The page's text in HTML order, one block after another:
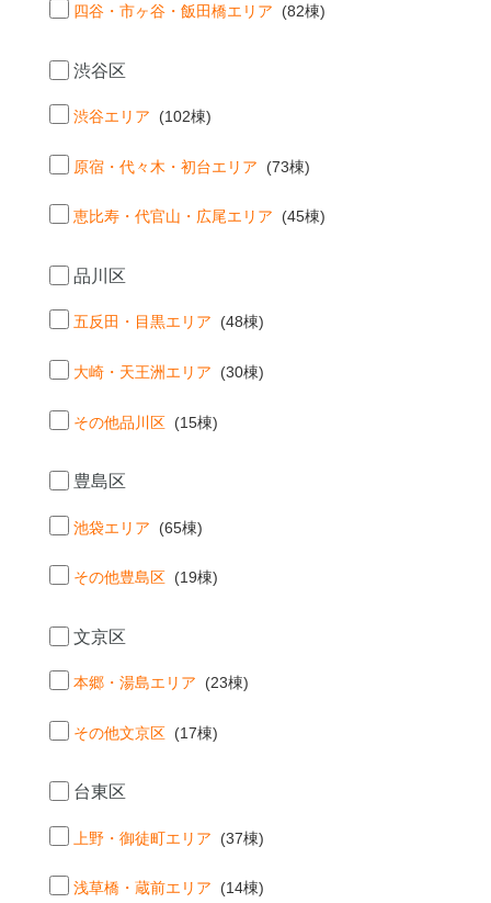
四谷・市ヶ谷・飯田橋エリア (82棟)
渋谷区
渋谷エリア (102棟)
原宿・代々木・初台エリア (73棟)
恵比寿・代官山・広尾エリア (45棟)
品川区
五反田・目黒エリア (48棟)
大崎・天王洲エリア (30棟)
その他品川区 (15棟)
豊島区
池袋エリア (65棟)
その他豊島区 (19棟)
文京区
本郷・湯島エリア (23棟)
その他文京区 (17棟)
台東区
上野・御徒町エリア (37棟)
浅草橋・蔵前エリア (14棟)